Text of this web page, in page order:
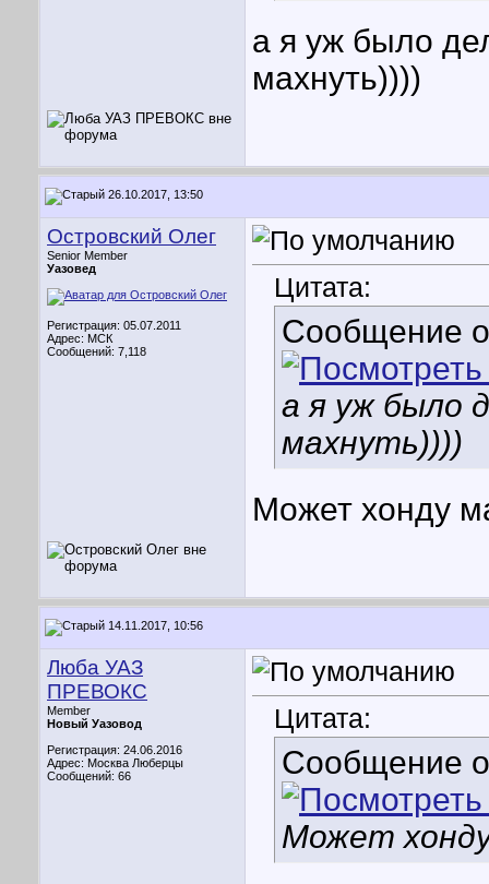
а я уж было
махнуть))))
26.10.2017, 13:50
Островский Олег
Senior Member
Уазовед
Регистрация: 05.07.2011
Адрес: МСК
Сообщений: 7,118
Цитата:
Сообщение
а я уж было
махнуть))))
Может хонду
14.11.2017, 10:56
Люба УАЗ
ПРЕВОКС
Member
Новый Уазовод
Регистрация: 24.06.2016
Адрес: Москва Люберцы
Сообщений: 66
Цитата:
Сообщение
Может